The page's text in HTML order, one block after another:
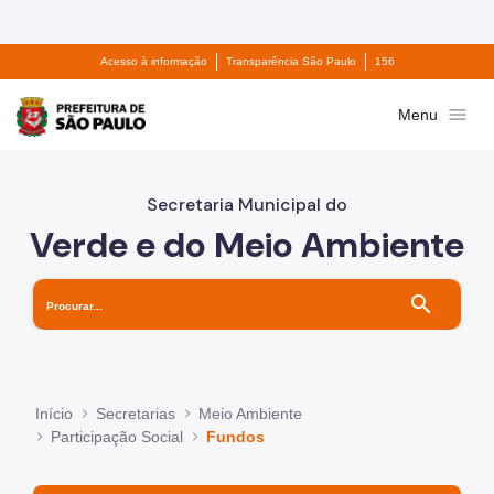
Pular para o Conteúdo principal
Acesso à informação Divisor de acesso à informação
Transparência São Paulo Divisor de
156
Prefeitura de São PauloMenu menu
Secretaria Municipal do
Verde e do Meio Ambiente
search
Início Secretarias
Meio Ambiente
Participação Social
Fundos